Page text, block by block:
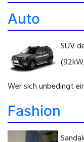
Auto
SUV
Wer sich unbedingt
Fashion